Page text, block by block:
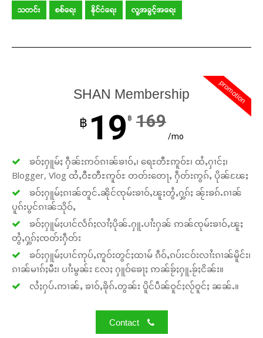
သတင်း စစ်ရေး နိုင်ငံရေး လူ့အခွင့်အရေး
promotion
SHAN Membership
฿ 19 ฿ 169
/mo
ၶဝ်ႈႁူမ်ႈ ႁဵၼ်းဢဝ်ၵၢၼ်ၶၢဝ်ႇ၊ ရေႊတီႊဢူဝ်ႊ၊ ထႆႇႁၢင်ႈ၊
Blogger, Vlog ထႆႇဝီႊတီႊဢူဝ်ႊ တတ်းတေႃႇ ႁဵတ်းဢွၵ်ႇ ပိုၼ်ၽႄႈ
ၶဝ်ႈႁူမ်ႈၵၢၼ်တူင်ႉၼိုင်ၸုမ်းၶၢဝ်ႇၽူႈတွႆႇႁွၵ်ႈ ၼႂ်းၶၵ်ႉၵၢၼ်
ပူၵ်းပွင်ၵၢၼ်သိုဝ်ႇ
ၶဝ်ႈႁူမ်ႈပၢင်လႅၵ်ႈလၢႆႈပိုၼ်ႉႁူႉပၢႆးႁၼ် ဢၼ်ၸုမ်းၶၢဝ်ႇၽူႈ
တွႆႇႁွၵ်ႈၸတ်းႁဵတ်း
ၶဝ်ႈႁူမ်ႈပၢင်ဢုပ်ႇဢူဝ်းတွင်ႈထၢမ် ၵဵဝ်ႇၵပ်းငဝ်းလၢႆးၵၢၼ်မိူင်း၊
ၵၢၼ်မၢၵ်ႈမီး၊ ပၢႆးမွၼ်း လႄႈ ႁူဝ်ၶေႃႈ ဢၼ်ၶႂ်ႈႁူႉၶႂ်ႈငိၼ်း။
လႆႈႁပ်ႉဢၢၼ်ႇ ၶၢဝ်ႇၶိုၵ်ႉတွၼ်း ပိူင်ပဵၼ်ဝူင်ႈလႂ်ဝူင်ႈ ၼၼ်ႉ။
Contact